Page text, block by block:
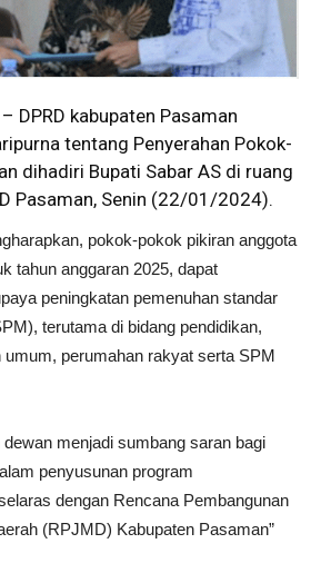
DPRD kabupaten Pasaman
tentang Penyerahan Pokok-
dihadiri Bupati Sabar AS di ruang
Pasaman, Senin (22/01/2024).
pokok-pokok pikiran anggota
tahun anggaran 2025, dapat
peningkatan pemenuhan standar
terutama di bidang pendidikan,
umum, perumahan rakyat serta SPM
menjadi sumbang saran bagi
penyusunan program
dengan Rencana Pembangunan
(RPJMD) Kabupaten Pasaman”